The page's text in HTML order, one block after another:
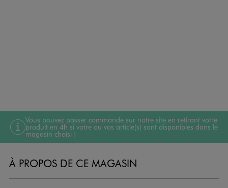
Vous pouvez passer commande sur notre site en retirant votre
produit en 4h si votre ou vos article(s) sont disponibles dans le
magasin choisi !
À PROPOS DE CE MAGASIN